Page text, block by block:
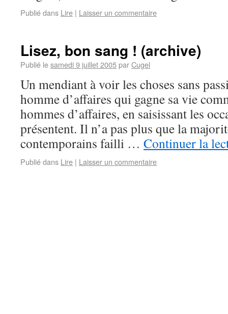
Publié dans Lire | Laisser un commentaire
Lisez, bon sang ! (archive)
Publié lesamedi 9 juillet 2005parCugel
Un mendiant à voir les choses sans
homme d’affaires qui gagne sa vie
hommes d’affaires, en saisissant les
présentent. Il n’a pas plus que la
contemporains failli … Continuer la
Publié dans Lire | Laisser un commentaire